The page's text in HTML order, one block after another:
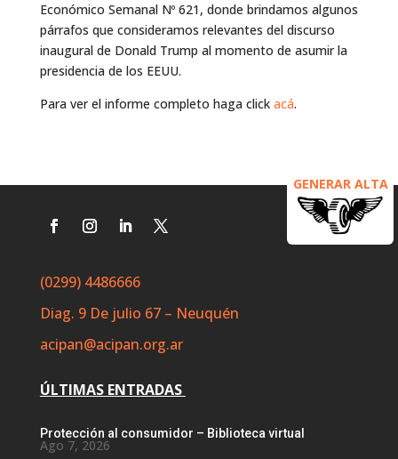
GENERAR ALTA
Económico Semanal Nº 621, donde brindamos algunos
párrafos que consideramos relevantes del discurso
inaugural de Donald Trump al momento de asumir la
presidencia de los EEUU.
Para ver el informe completo haga click acá.
(0299) 4486666
Diag. 9 De julio 67 – Neuquén
acipan@acipan.org.ar
ÚLTIMAS ENTRADAS
Protección al consumidor – Biblioteca virtual
Ago 7, 2026